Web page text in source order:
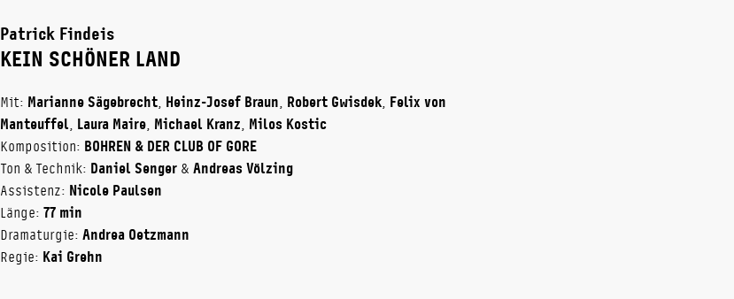
Patrick Findeis
KEIN SCHÖNER LAND
Mit: Marianne Sägebrecht, Heinz-Josef Braun, Robert Gwisdek, Felix von
Manteuffel, Laura Maire, Michael Kranz, Milos Kostic
Komposition: BOHREN & DER CLUB OF GORE
Ton & Technik: Daniel Senger& Andreas Völzing
Assistenz: Nicole Paulsen
Länge: 77 min
Dramaturgie: Andrea Oetzmann
Regie: Kai Grehn